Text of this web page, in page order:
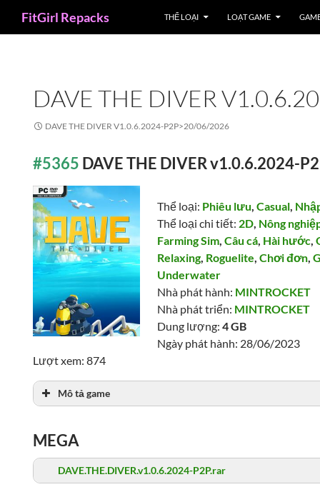
FitGirl Repacks THỂ LOẠI LOẠT GAME
DAVE THE DIVER
DAVE THE DIVER V1.0.6.2024-P2P>20/06/2026
#5365 DAVE THE DIVER v1.0.6.2024-
Thể loại: Phiêu lưu,Casual,
Thể loại chi tiết: 2D, Nông
Farming Sim,Câu cá, Hài hước,
Relaxing, Roguelite,Chơi đơn,
Underwater
Nhà phát hành: MINTROCKET
Nhà phát triển: MINTROCKET
Dung lượng:4 GB
Ngày phát hành: 28/06/2023
Lượt xem: 874
Mô tả game
MEGA
DAVE.THE.DIVER.v1.0.6.2024-P2P.rar